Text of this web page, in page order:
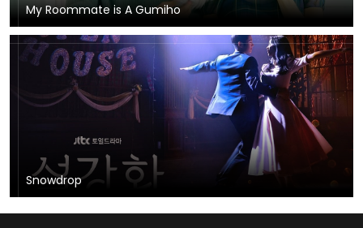
My Roommate is A Gumiho
Snowdrop